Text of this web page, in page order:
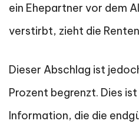
ein Ehepartner vor dem
verstirbt, zieht die
Dieser Abschlag ist
Prozent begrenzt. Dies
Information, die die